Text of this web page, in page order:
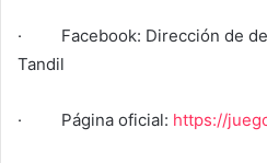
· Facebook: Dirección de
Tandil
· Página oficial: https://